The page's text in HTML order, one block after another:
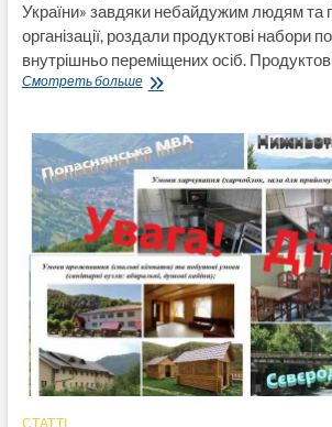
України» завдяки небайдужим людям та
організації, роздали продуктові набори
внутрішньо переміщених осіб.
Смотреть большеПонад
переселенців
отримали
продуктові
набори
від
ГО
«ВПО
Україна»
(Відео)
СТАТТІ